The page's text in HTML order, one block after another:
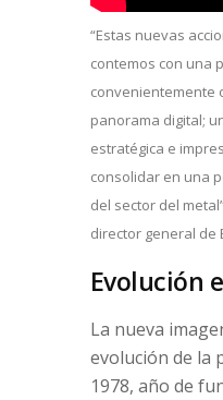
“Estas nuevas
contemos con una
convenientemente
panorama digital;
estratégica e
consolidar en una
del sector del
director general de
Evolución
La nueva
evolución de la
1978, año de